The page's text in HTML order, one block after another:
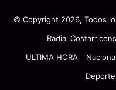
© Copyright 2026, Todos
Radial
ULTIMA HORA